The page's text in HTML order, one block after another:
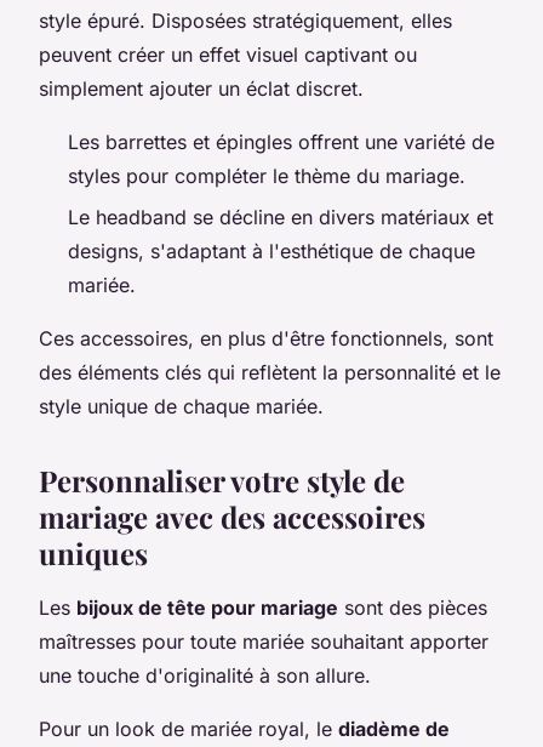
style épuré. Disposées stratégiquement, elles
peuvent créer un effet visuel captivant ou
simplement ajouter un éclat discret.
Les barrettes et épingles offrent une variété de
styles pour compléter le thème du mariage.
Le headband se décline en divers matériaux et
designs, s'adaptant à l'esthétique de chaque
mariée.
Ces accessoires, en plus d'être fonctionnels, sont
des éléments clés qui reflètent la personnalité et le
style unique de chaque mariée.
Personnaliser votre style de
mariage avec des accessoires
uniques
Les bijoux de tête pour mariage sont des pièces
maîtresses pour toute mariée souhaitant apporter
une touche d'originalité à son allure.
Pour un look de mariée royal, le diadème de